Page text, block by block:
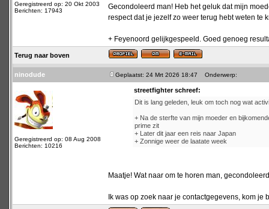
Geregistreerd op: 20 Okt 2003
Berichten: 17943
Gecondoleerd man! Heb het geluk dat mijn
respect dat je jezelf zo weer terug hebt weten te
+ Feyenoord gelijkgespeeld. Goed genoeg
Terug naar boven
ninodude Geplaatst: 24 Mrt 2026 18:47 Onderwerp:
Geregistreerd op: 08 Aug 2008
Berichten: 10216
streetfighter schreef:
Dit is lang geleden, leuk om toch nog wat
+ Na de sterfte van mijn moeder en
prime zit
+ Later dit jaar een reis naar Japan
+ Zonnige weer de laatate week
Maatje! Wat naar om te horen man,
Ik was op zoek naar je contactgegevens, kom